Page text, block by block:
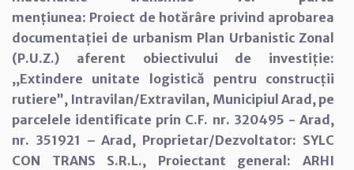
mențiunea: Proiect de hotărâre privind aprobarea
documentației de urbanism Plan Urbanistic Zonal
(P.U.Z.) aferent obiectivului de investiție:
,,Extindere unitate logistică pentru construcții
rutiere”, Intravilan/Extravilan, Municipiul Arad, pe
parcelele identificate prin C.F. nr. 320495 - Arad,
nr. 351921 – Arad, Proprietar/Dezvoltator: SYLC
CON TRANS S.R.L., Proiectant general: ARHI